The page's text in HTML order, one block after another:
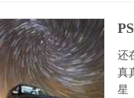
还
真
星